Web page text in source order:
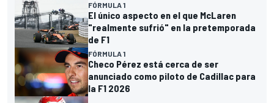
FÓRMULA 1
El único aspecto en el que McLaren
"realmente sufrió" en la pretemporada
de F1
FÓRMULA 1
Checo Pérez está cerca de ser
anunciado como piloto de Cadillac para
la F1 2026